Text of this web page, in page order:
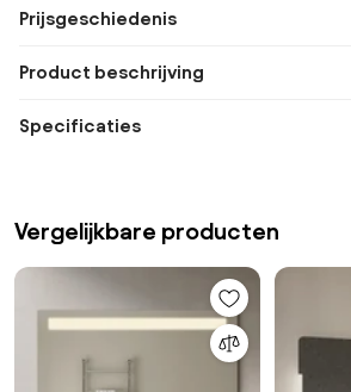
Prijsgeschiedenis
Product beschrijving
Specificaties
Vergelijkbare producten